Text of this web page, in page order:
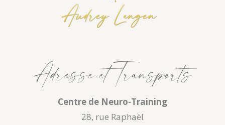
Adresse et Transports
Centre de Neuro-Training
28, rue Raphaël